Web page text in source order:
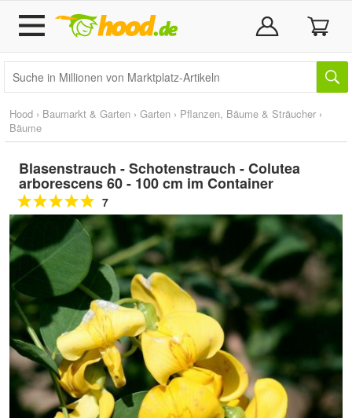
Hood › Baumarkt & Garten › Garten › Pflanzen, Bäume & Sträucher ›
Bäume
Blasenstrauch - Schotenstrauch - Colutea
arborescens 60 - 100 cm im Container
7